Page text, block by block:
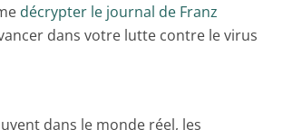
décrypter le journal de Franz
dans votre lutte contre le virus
dans le monde réel, les